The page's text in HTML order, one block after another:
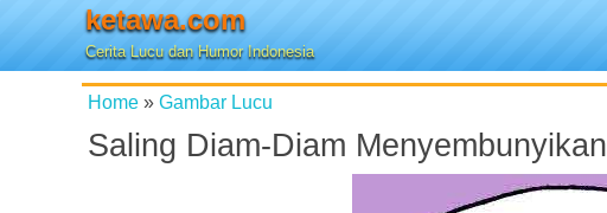
ketawa.com
Cerita Lucu dan Humor Indonesia
Home » Gambar Lucu
Saling Diam-Diam Menyembunyikan